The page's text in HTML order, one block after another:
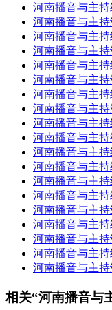
河南播音与主
河南播音与主
河南播音与主
河南播音与主
河南播音与主
河南播音与主
河南播音与主
河南播音与主
河南播音与主
河南播音与主
河南播音与主
河南播音与主
河南播音与主
河南播音与主
河南播音与主
河南播音与主
河南播音与主持
河南播音与主
河南播音与主
相关“河南播音与